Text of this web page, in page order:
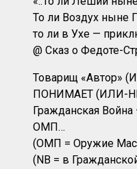
То ли Воздух ныне
то ли в Ухе —
@ Сказ о Федоте-
Товарищ «Автор»
ПОНИМАЕТ (ИЛИ-НЕ
Гражданская
ОМП…
(ОМП = Оружие
(NB = в